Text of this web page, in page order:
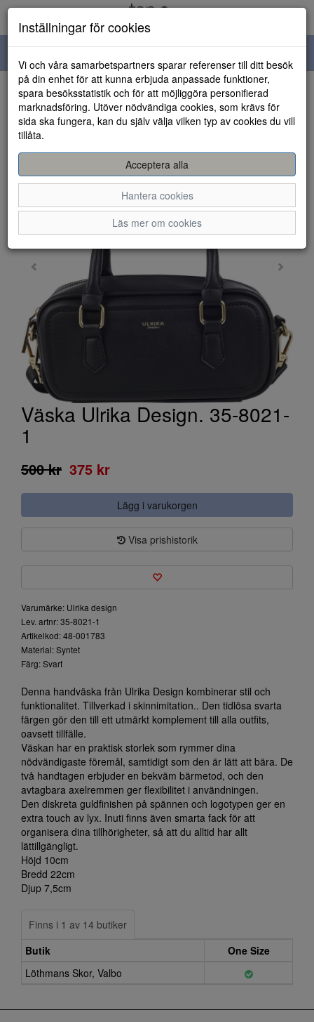
navigation
HEM
Väska Ulrika Design. 35-8021-
1
500 kr 375 kr
Lägg i varukorgen
Visa prishistorik
Varumärke: Ulrika design
Lev. artnr: 35-8021-1
Artikelkod: 48-001783
Material: Syntet
Färg: Svart
Denna handväska från Ulrika Design kombinerar stil och
funktionalitet. Tillverkad i skinnimitation.. Den tidlösa svarta
färgen gör den till ett utmärkt komplement till alla outfits,
oavsett tillfälle.
Väskan har en praktisk storlek som rymmer dina
nödvändigaste föremål, samtidigt som den är lätt att bära. De
två handtagen erbjuder en bekväm bärmetod, och den
avtagbara axelremmen ger flexibilitet i användningen.
Den diskreta guldfinishen på spännen och logotypen ger en
extra touch av lyx. Inuti finns även smarta fack för att
organisera dina tillhörigheter, så att du alltid har allt
lättillgängligt.
Höjd 10cm
Bredd 22cm
Djup 7,5cm
Finns i 1 av 14 butiker
Butik
One Size
Löthmans Skor, Valbo
Inställningar för cookies
Vi och våra samarbetspartners sparar referenser till ditt besök
på din enhet för att kunna erbjuda anpassade funktioner,
spara besöksstatistik och för att möjliggöra personifierad
marknadsföring. Utöver nödvändiga cookies, som krävs för
sida ska fungera, kan du själv välja vilken typ av cookies du vill
tillåta.
Acceptera alla
Hantera cookies
Läs mer om cookies